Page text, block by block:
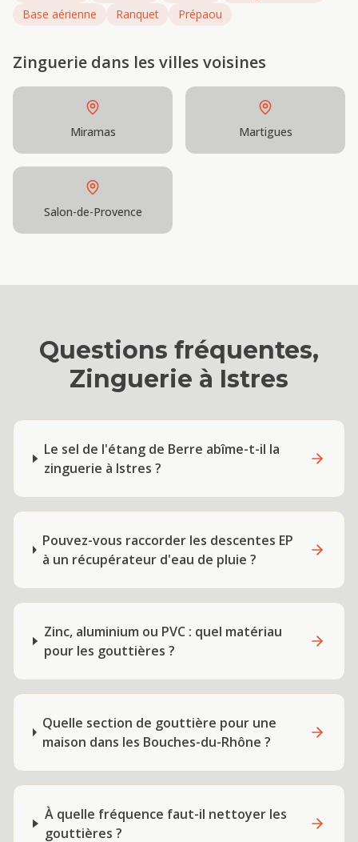
Base aérienne
Ranquet Prépaou
Zinguerie dans les villes voisines
Miramas Martigues
Salon-de-Provence
Questions fréquentes,
Zinguerie à Istres
Le sel de l'étang de Berre abîme-t-il la
zinguerie à Istres ?
Pouvez-vous raccorder les descentes EP
à un récupérateur d'eau de pluie ?
Zinc, aluminium ou PVC : quel matériau
pour les gouttières ?
Quelle section de gouttière pour une
maison dans les Bouches-du-Rhône ?
À quelle fréquence faut-il nettoyer les
gouttières ?